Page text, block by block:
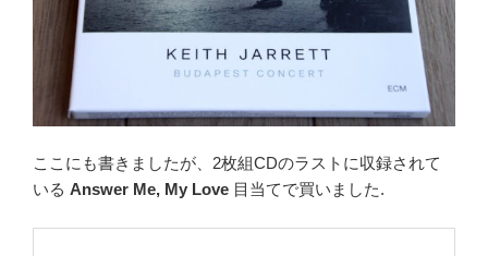
ここにも書きましたが、2枚組CDのラストに収録されて
いる Answer Me, My Love 目当てで買いました.